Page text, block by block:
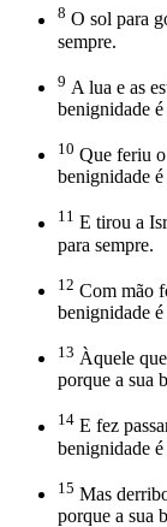
8 O sol para
sempre.
9 A lua e as
benignidade é
10 Que feriu
benignidade é
11 E tirou a
para sempre.
12 Com mão
benignidade é
13 Àquele
porque a sua
14 E fez
benignidade é
15 Mas
porque a sua